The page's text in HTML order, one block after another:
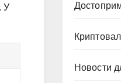
У
Новости